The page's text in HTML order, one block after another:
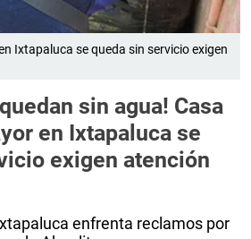
Ixtapaluca se queda sin servicio exigen
sin agua! Casa
en Ixtapaluca se
exigen atención
enfrenta reclamos por